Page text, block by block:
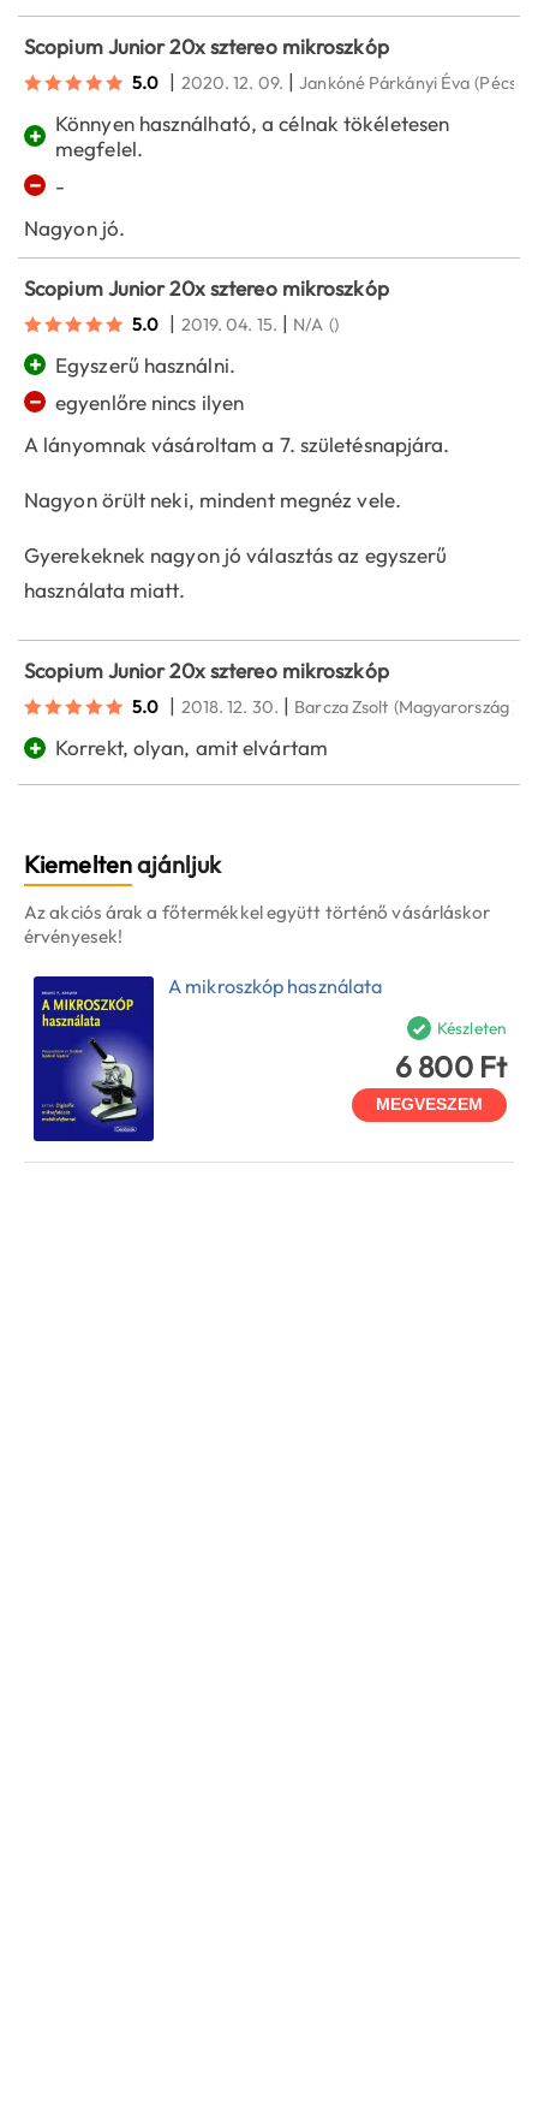
Scopium Junior 20x sztereo mikroszkóp
5.0 | 2020. 12. 09. |Jankóné Párkányi Éva (Pécs)
+
Könnyen használható, a célnak tökéletesen
megfelel.
−
-
Nagyon jó.
Scopium Junior 20x sztereo mikroszkóp
5.0 | 2019. 04. 15. | N/A ()
+ Egyszerű használni.
− egyenlőre nincs ilyen
A lányomnak vásároltam a 7. születésnapjára.
Nagyon örült neki, mindent megnéz vele.
Gyerekeknek nagyon jó választás az egyszerű
használata miatt.
Scopium Junior 20x sztereo mikroszkóp
5.0 | 2018. 12. 30. | Barcza Zsolt (Magyarország )
+ Korrekt, olyan, amit elvártam
Kiemeltenajánljuk
Az akciós árak a főtermékkel együtt történő vásárláskor
érvényesek!
A mikroszkóp használata
Készleten
6 800 Ft
MEGVESZEM